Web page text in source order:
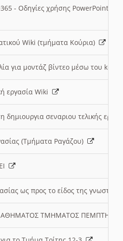
- Οδηγίες χρήσης PowerPoint
Wiki (τμήματα Κούρια)
για μοντάζ βίντεο μέσω του
εργασία Wiki
δημιουργια σεναριου τελικής
(Τμήματα Ραγάζου)
ως προς το είδος της
ΤΜΗΜΑΤΟΣ